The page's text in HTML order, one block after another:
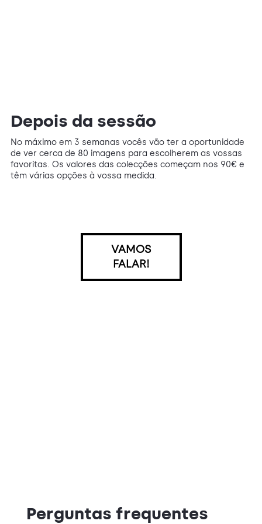
Depois da sessão
No máximo em 3 semanas vocês vão ter a oportunidade
de ver cerca de 80 imagens para escolherem as vossas
favoritas. Os valores das colecções começam nos 90€ e
têm várias opções à vossa medida.
VAMOS
FALAR!
Perguntas frequentes